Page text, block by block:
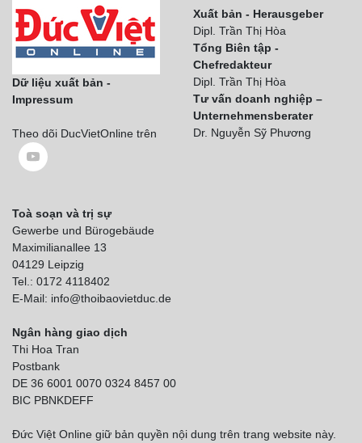
Dữ liệu xuất bản -
Impressum
Theo dõi DucVietOnline trên
Xuất bản - Herausgeber
Dipl. Trần Thị Hòa
Tổng Biên tập -
Chefredakteur
Dipl. Trần Thị Hòa
Tư vấn doanh nghiệp –
Unternehmensberater
Dr. Nguyễn Sỹ Phương
Toà soạn và trị sự
Gewerbe und Bürogebäude
Maximilianallee 13
04129 Leipzig
Tel.: 0172 4118402
E-Mail: info@thoibaovietduc.de
Ngân hàng giao dịch
Thi Hoa Tran
Postbank
DE 36 6001 0070 0324 8457 00
BIC PBNKDEFF
Đức Việt Online giữ bản quyền nội dung trên trang website này.